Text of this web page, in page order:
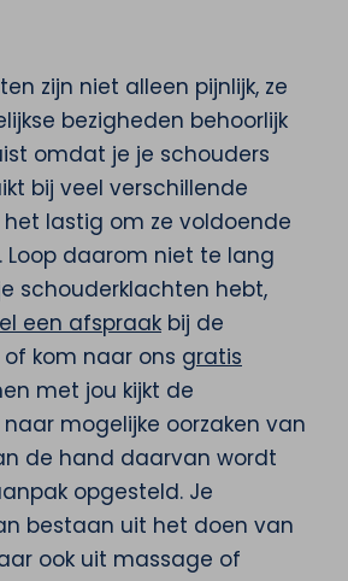
zijn niet alleen pijnlijk, ze
bezigheden behoorlijk
omdat je je schouders
bij veel verschillende
lastig om ze voldoende
Loop daarom niet te lang
schouderklachten hebt,
een afspraak bij de
kom naar ons gratis
met jou kijkt de
mogelijke oorzaken van
de hand daarvan wordt
opgesteld. Je
bestaan uit het doen van
ook uit massage of